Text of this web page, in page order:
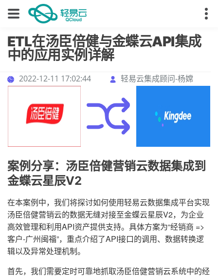
ETL在汤臣倍健与金蝶云API集成
中的应用实例详解
2022-12-11 17:02:44 轻易云集成顾问-杨嫦
案例分享：汤臣倍健营销云数据集成到
金蝶云星辰V2
在本案例中，我们将探讨如何使用轻易云数据集成平台实现
汤臣倍健营销云的数据无缝对接至金蝶云星辰V2，为企业
高效管理和利用API资产提供支持。具体方案为“经销商 =>
客户-广州闽福”，重点介绍了API接口的调用、数据转换逻
辑以及异常处理机制。
首先，我们需要定时可靠地抓取汤臣倍健营销云系统中的经